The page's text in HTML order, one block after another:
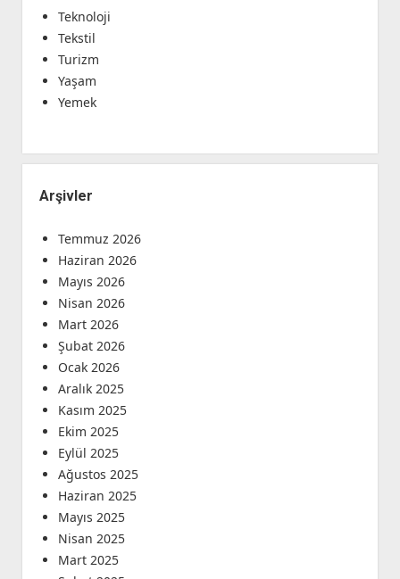
Teknoloji
Tekstil
Turizm
Yaşam
Yemek
Arşivler
Temmuz 2026
Haziran 2026
Mayıs 2026
Nisan 2026
Mart 2026
Şubat 2026
Ocak 2026
Aralık 2025
Kasım 2025
Ekim 2025
Eylül 2025
Ağustos 2025
Haziran 2025
Mayıs 2025
Nisan 2025
Mart 2025